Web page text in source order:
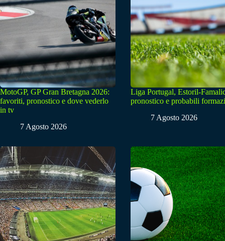
MotoGP, GP Gran Bretagna 2026:
favoriti, pronostico e dove vederlo
in tv
7 Agosto 2026
Liga Portugal, Estoril-
pronostico e probabili
7 Agosto 2026